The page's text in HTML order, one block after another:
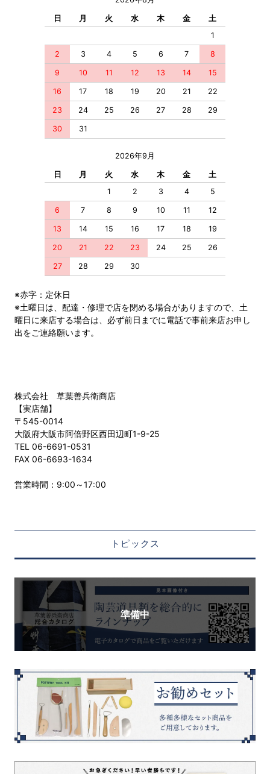
日 月 火 水 木 金
土
1
2 3 4 5 6 7 8
9 10 11 12 13 14 15
16 17 18 19 20 21 22
23 24 25 26 27 28 29
30 31
2026年9月
日 月 火 水 木 金
土
1
2 3 4 5
6 7 8 9 10 11 12
13 14 15 16 17 18 19
20 21 22 23 24 25 26
27 28 29 30
※赤字：定休日
※土曜日は、配達・修理で店を閉める場合がありますので、土
曜日に来店する場合は、必ず前日までに電話で事前来店お申し
出をご連絡願います。
株式会社 草葉善兵衛商店
【実店舗】
〒545-0014
大阪府大阪市阿倍野区西田辺町1-9-25
TEL 06-6691-0531
FAX 06-6693-1634
営業時間：9:00～17:00
トピックス